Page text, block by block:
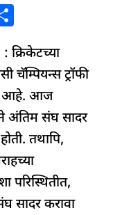
h
ar
e
चॅम्पियन्स ट्रॉफी
आहे. आज
अंतिम संघ सादर
तथापि,
परिस्थितीत,
सादर करावा